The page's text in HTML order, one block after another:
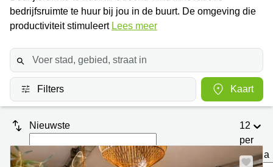
Business
Centers
Coworking
Spaces
Vergaderruimten
Virtueel
Kantoor
Bedrijfsruimte
Alkmaar
Amsterdam
Amsterdam
Westpoort
Bergen
op
Breda
Kantoorruimte
in Breda
huren
Bergen
op
Zoom
Kantoor
Tiel
Kantoor
huren
Over ons
Huurprijs
Log in
bedrijfsruimte te huur bij jou in de buurt. De omgeving die
productiviteit stimuleert Lees meer
Filters Kaart
Nieuwste
12
per
pagina